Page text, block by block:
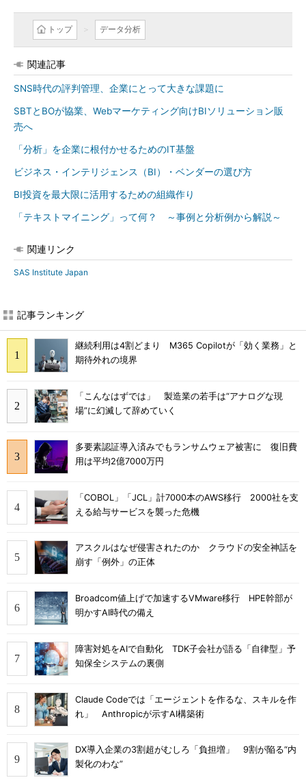
トップ データ分析
関連記事
SNS時代の評判管理、企業にとって大きな課題に
SBTとBOが協業、Webマーケティング向けBIソリューション販
売へ
「分析」を企業に根付かせるためのIT基盤
ビジネス・インテリジェンス（BI）・ベンダーの選び方
BI投資を最大限に活用するための組織作り
「テキストマイニング」って何？ ～事例と分析例から解説～
関連リンク
SAS Institute Japan
記事ランキング
継続利用は4割どまり M365 Copilotが「効く業務」と
期待外れの境界
「こんなはずでは」 製造業の若手は“アナログな現
場”に幻滅して辞めていく
多要素認証導入済みでもランサムウェア被害に 復旧費
用は平均2億7000万円
「COBOL」「JCL」計7000本のAWS移行 2000社を支
える給与サービスを襲った危機
アスクルはなぜ侵害されたのか クラウドの安全神話を
崩す「例外」の正体
Broadcom値上げで加速するVMware移行 HPE幹部が
明かすAI時代の備え
障害対処をAIで自動化 TDK子会社が語る「自律型」予
知保全システムの裏側
Claude Codeでは「エージェントを作るな、スキルを作
れ」 Anthropicが示すAI構築術
DX導入企業の3割超がむしろ「負担増」 9割が陥る“内
製化のわな”